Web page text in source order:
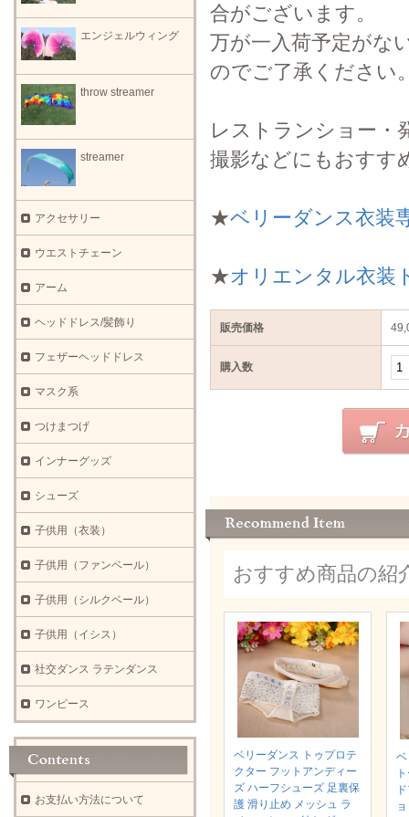
合がございます。
万が一入荷予定がな
のでご了承ください
レストランショー・
撮影などにもおす
★ベリーダンス衣装
★オリエンタル衣装
販売価格
購入数
おすすめ商品の紹
ベリーダンス トゥプロテ
クター フットアンディー
ズ ハーフシューズ 足裏保
護 滑り止め メッシュ ラ
エンジェルウィング
throw streamer
streamer
アクセサリー
ウエストチェーン
アーム
ヘッドドレス/髪飾り
フェザーヘッドドレス
マスク系
つけまつげ
インナーグッズ
シューズ
子供用（衣装）
子供用（ファンベール）
子供用（シルクベール）
子供用（イシス）
社交ダンス ラテンダンス
ワンピース
お支払い方法について